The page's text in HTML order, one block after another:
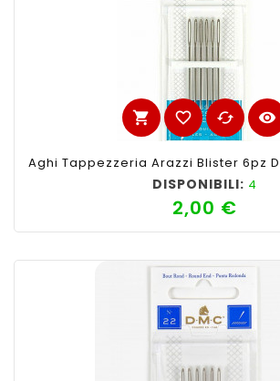
shopping_cart favorite_border cached visibility
DISPONIBILI: 4
2,00 €Prezzo